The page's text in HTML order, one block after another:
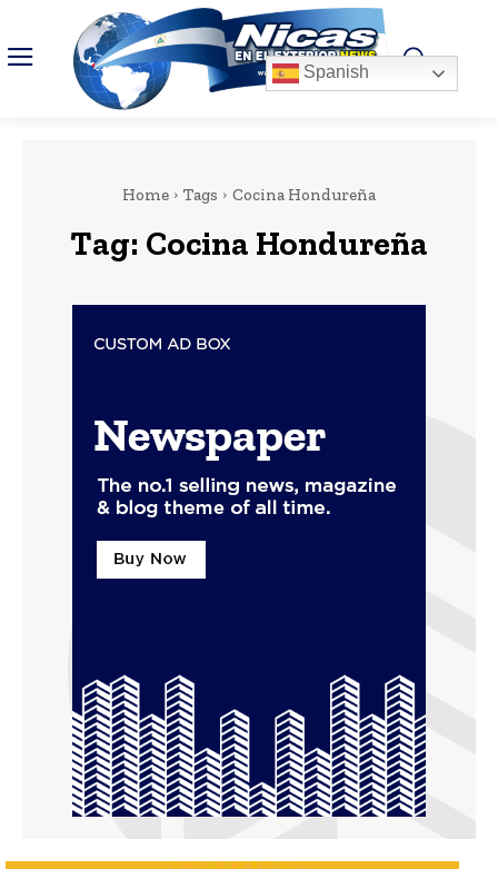
Home Tags Cocina Hondureña
Tag: Cocina Hondureña
Spanish